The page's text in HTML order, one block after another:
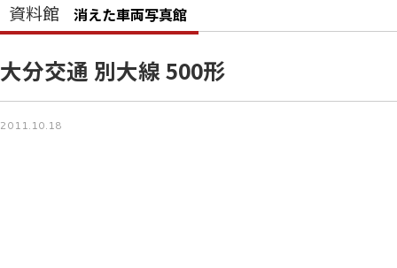
資料館 消えた車両写真館
大分交通 別大線 500形
2011.10.18